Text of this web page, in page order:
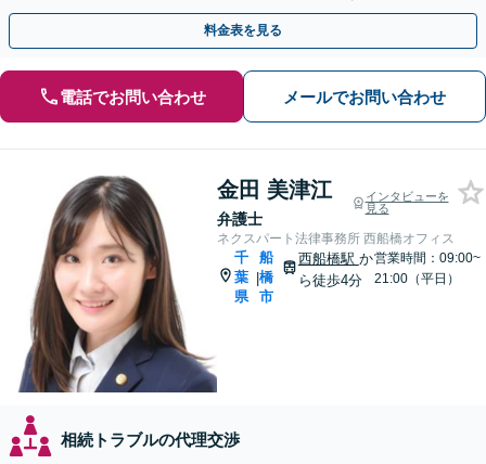
す【初回相談無料 】【プライバシーへの配慮も安心】
料金表を見る
電話でお問い合わせ メールでお問い合わせ
金田 美津江
弁護士
インタビューを
見る
ネクスパート法律事務所 西船橋オフィス
千
葉
県
|
船
橋
市
西船橋駅 か
ら徒歩4分
営業時間：09:00~
21:00（平日）
相続トラブルの代理交渉